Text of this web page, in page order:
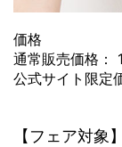
価格
通常販売価格：
公式サイト限定
【フェア対象